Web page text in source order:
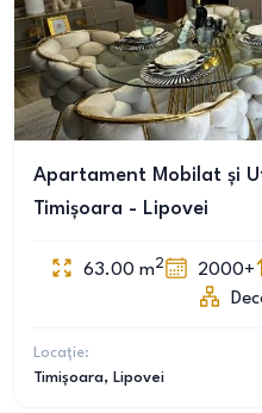
Apartament Mobilat și
Timișoara - Lipovei
63.00 m2 2000+
Locație:
Timișoara, Lipovei